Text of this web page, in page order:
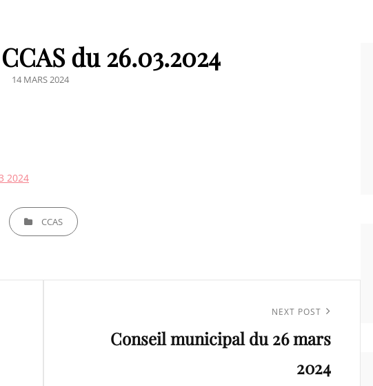
du 26.03.2024
POSTED
14 MARS 2024
2024
CATEGORIES
CCAS
NEXT POST
Conseil municipal du 26 mars
2024